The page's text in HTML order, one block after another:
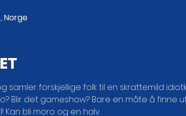
Norge
samler forskjellige folk til en skrattemild
Blir det gameshow? Bare en måte å finne
Kan bli moro og en halv.